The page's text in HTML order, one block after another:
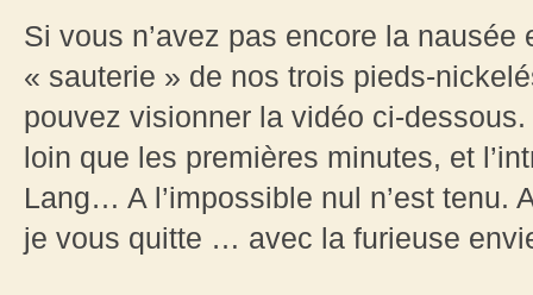
Si vous n’avez pas encore la
« sauterie » de nos trois pieds-
pouvez visionner la vidéo ci-
loin que les premières minutes, et
Lang… A l’impossible nul n’est tenu.
je vous quitte … avec la furieuse